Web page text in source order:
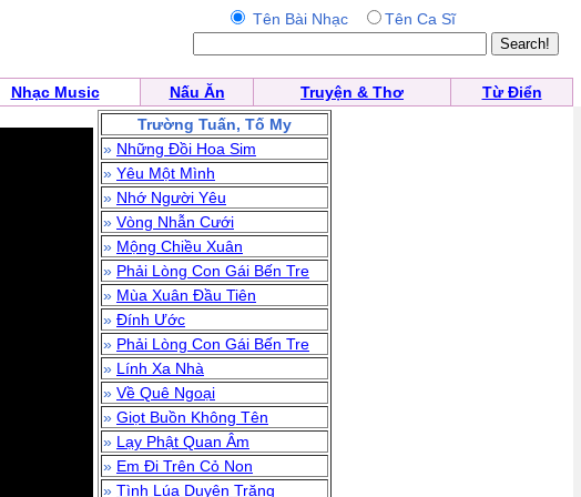
Tên Bài Nhạc Tên Ca Sĩ
Nhạc Music Nấu Ăn Truyện & Thơ
Từ Điển
Trường Tuấn, Tố My
» Những Đồi Hoa Sim
» Yêu Một Mình
» Nhớ Người Yêu
» Vòng Nhẫn Cưới
» Mộng Chiều Xuân
» Phải Lòng Con Gái Bến Tre
» Mùa Xuân Đầu Tiên
» Đính Ước
» Phải Lòng Con Gái Bến Tre
» Lính Xa Nhà
» Về Quê Ngoại
» Giọt Buồn Không Tên
» Lạy Phật Quan Âm
» Em Đi Trên Cỏ Non
» Tình Lúa Duyên Trăng